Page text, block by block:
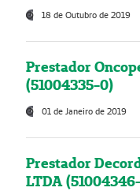
18 de Outubro de 2019
Prestador
(51004335-0)
01 de Janeiro de 2019
Prestador
LTDA